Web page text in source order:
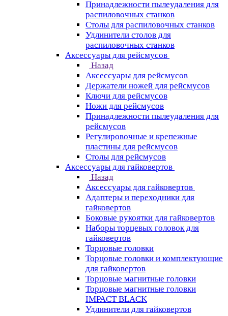
Принадлежности пылеудаления для
распиловочных станков
Столы для распиловочных станков
Удлинители столов для
распиловочных станков
Аксессуары для рейсмусов
Назад
Аксессуары для рейсмусов
Держатели ножей для рейсмусов
Ключи для рейсмусов
Ножи для рейсмусов
Принадлежности пылеудаления для
рейсмусов
Регулировочные и крепежные
пластины для рейсмусов
Столы для рейсмусов
Аксессуары для гайковертов
Назад
Аксессуары для гайковертов
Адаптеры и переходники для
гайковертов
Боковые рукоятки для гайковертов
Наборы торцевых головок для
гайковертов
Торцовые головки
Торцовые головки и комплектующие
для гайковертов
Торцовые магнитные головки
Торцовые магнитные головки
IMPACT BLACK
Удлинители для гайковертов